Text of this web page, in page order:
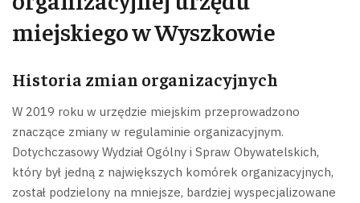
miejskiego w Wyszkowie
Historia zmian organizacyjnych
W 2019 roku w urzędzie miejskim przeprowadzono
znaczące zmiany w regulaminie organizacyjnym.
Dotychczasowy Wydział Ogólny i Spraw Obywatelskich,
który był jedną z największych komórek organizacyjnych,
został podzielony na mniejsze, bardziej wyspecjalizowane